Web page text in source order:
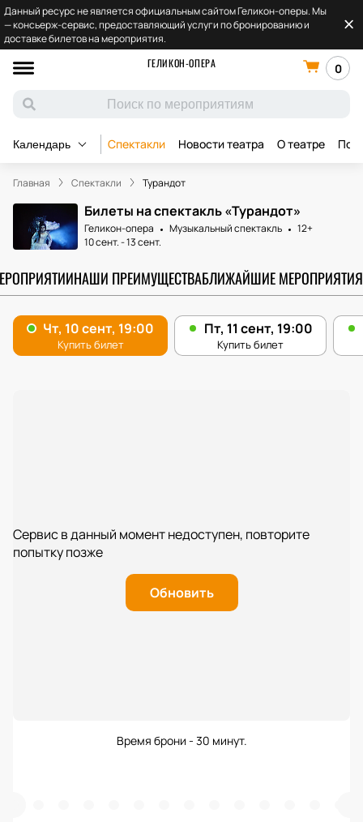
Данный ресурс не является официальным сайтом Геликон-оперы. Мы
— консьерж-сервис, предоставляющий услуги по бронированию и
доставке билетов на мероприятия.
ГЕЛИКОН-ОПЕРА
0
Календарь Спектакли Новости театра О театре
Главная Спектакли Турандот
Билеты на спектакль «Турандот»
Геликон-опера Музыкальный спектакль
12+
10 сент.-13 сент.
НАШИ ПРЕИМУЩЕСТВАБЛИЖАЙШИЕ МЕРОПРИЯТИЯ
Сервис в данный момент недоступен, повторите
попытку позже
Обновить
Время брони - 30 минут.